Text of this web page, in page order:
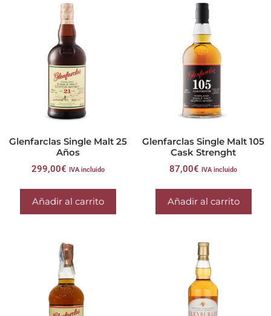
Glenfarclas Single Malt 25
Años
299,00€ IVA incluido
Añadir al carrito
Glenfarclas Single Malt 105
Cask Strenght
87,00€ IVA incluido
Añadir al carrito